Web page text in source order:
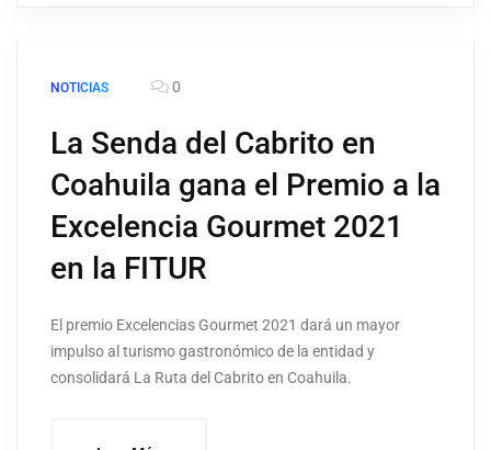
NOTICIAS 0
La Senda del Cabrito en
Coahuila gana el Premio a la
Excelencia Gourmet 2021
en la FITUR
El premio Excelencias Gourmet 2021 dará un mayor
impulso al turismo gastronómico de la entidad y
consolidará La Ruta del Cabrito en Coahuila.